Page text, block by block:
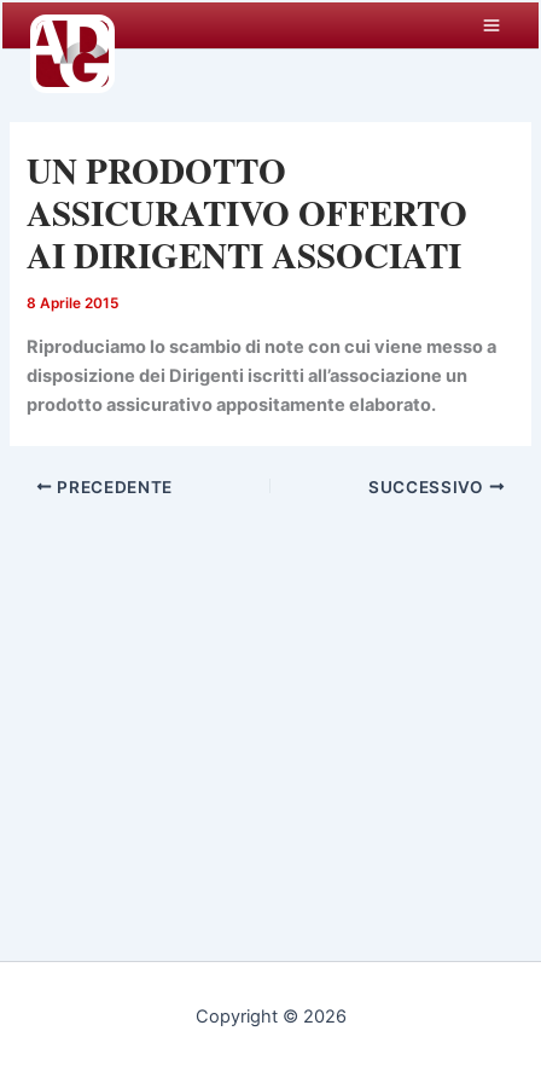
contenuto
UN PRODOTTO
ASSICURATIVO OFFERTO
AI DIRIGENTI ASSOCIATI
8 Aprile 2015
Riproduciamo lo scambio di note con cui viene messo a
disposizione dei Dirigenti iscritti all’associazione un
prodotto assicurativo appositamente elaborato.
PRECEDENTE SUCCESSIVO
Copyright © 2026